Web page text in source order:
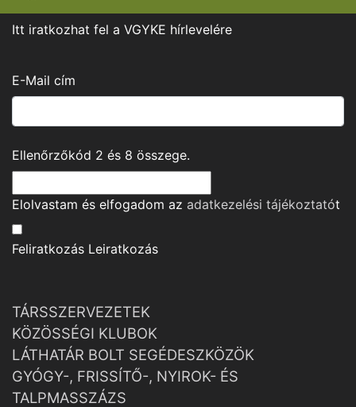
Itt iratkozhat fel a VGYKE hírlevelére
E-Mail cím
Ellenőrzőkód 2 és 8 összege.
Elolvastam és elfogadom az adatkezelési tájékoztatót
Feliratkozás Leiratkozás
TÁRSSZERVEZETEK
KÖZÖSSÉGI KLUBOK
LÁTHATÁR BOLT SEGÉDESZKÖZÖK
GYÓGY-, FRISSÍTŐ-, NYIROK- ÉS
TALPMASSZÁZS